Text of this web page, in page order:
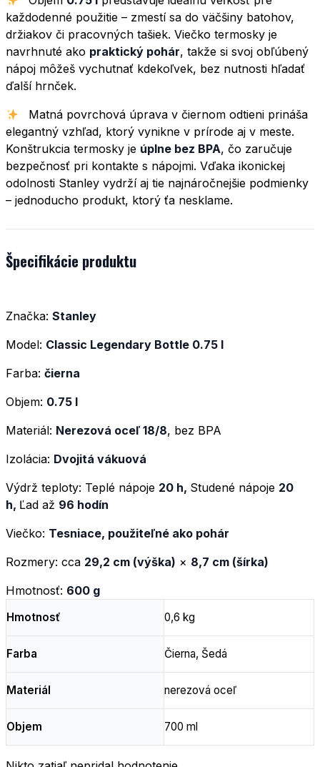
každodenné použitie – zmestí sa do väčšiny batohov,
držiakov či pracovných tašiek. Viečko termosky je
navrhnuté ako praktický pohár, takže si svoj obľúbený
nápoj môžeš vychutnať kdekoľvek, bez nutnosti hľadať
ďalší hrnček.
Matná povrchová úprava v čiernom odtieni prináša
elegantný vzhľad, ktorý vynikne v prírode aj v meste.
Konštrukcia termosky je úplne bez BPA, čo zaručuje
bezpečnosť pri kontakte s nápojmi. Vďaka ikonickej
odolnosti Stanley vydrží aj tie najnáročnejšie podmienky
– jednoducho produkt, ktorý ťa nesklame.
Špecifikácie produktu
Značka: Stanley
Model: Classic Legendary Bottle 0.75 l
Farba: čierna
Objem: 0.75 l
Materiál: Nerezová oceľ 18/8, bez BPA
Izolácia: Dvojitá vákuová
Výdrž teploty: Teplé nápoje 20 h, Studené nápoje 20
h, Ľad až 96 hodín
Viečko: Tesniace, použiteľné ako pohár
Rozmery: cca 29,2 cm (výška) × 8,7 cm (šírka)
Hmotnosť: 600 g
Hmotnosť 0,6 kg
Farba Čierna, Šedá
Materiál nerezová oceľ
Objem 700 ml